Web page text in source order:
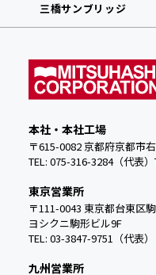
三橋サンブリッジ
本社・本社工場
〒615-0082 京都府京都市
TEL: 075-316-3284（代表）
東京営業所
〒111-0043 東京都台東区
ヨシクニ駒形ビル9F
TEL: 03-3847-9751（代表）
九州営業所